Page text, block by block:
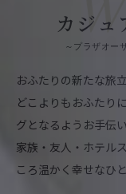
カジュ
～プラザオー
おふたりの新たな旅
どこよりもおふたり
グとなるようお手伝
家族・友人・ホテル
ころ温かく幸せなひ